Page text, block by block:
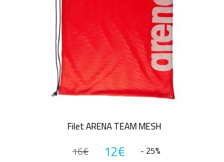
Filet ARENA TEAM MESH
16€ 12€ - 25%